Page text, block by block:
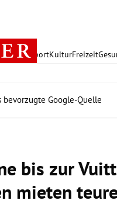
SportKulturFreizeit
bevorzugte Google-Quelle
bis zur
mieten